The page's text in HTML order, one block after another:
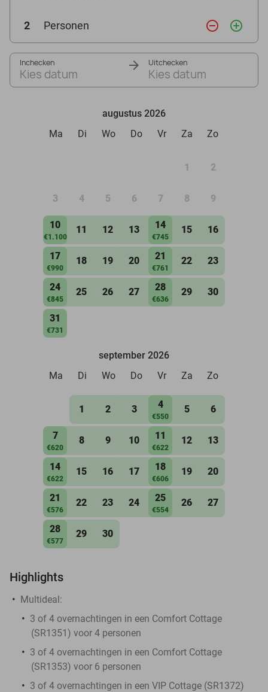
2 Personen remove_circle_outline add_circle_outline
Inchecken
Kies datum
Uitchecken
Kies datum
augustus 2026
Ma
Di Wo Do Vr Za Zo
1 2
3 4 5 6 7 8 9
10
€1.100
11 12 13 14
€745
15 16
17
€990
18 19 20 21
€761
22 23
24
€845
25 26 27 28
€636
29 30
31
€731
september 2026
Ma
Di Wo Do Vr Za Zo
1 2 3 4
€550
5 6
7
€620
8 9 10 11
€622
12 13
14
€622
15 16 17 18
€606
19 20
21
€576
22 23 24 25
€554
26 27
28
€577
29 30
Highlights
Multideal:
3 of 4 overnachtingen in een Comfort Cottage
(SR1351) voor 4 personen
3 of 4 overnachtingen in een Comfort Cottage
(SR1353) voor 6 personen
3 of 4 overnachtingen in een VIP Cottage (SR1372)